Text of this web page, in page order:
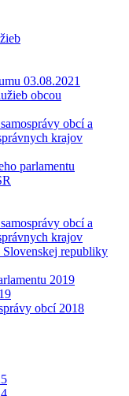
03.08.2021
obcou
obcí a
krajov
parlamentu
obcí a
krajov
republiky
2019
obcí 2018